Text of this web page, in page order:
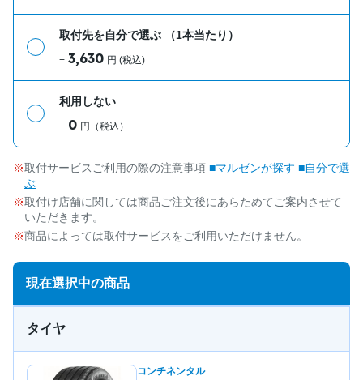
取付先を自分で選ぶ （1本当たり）
+ 3,630 円 (税込)
利用しない
+ 0 円（税込）
取付サービスご利用の際の注意事項 ■マルゼンが探す ■自分で選
ぶ
取付け店舗に関しては商品ご注文後にあらためてご案内させて
いただきます。
商品によっては取付サービスをご利用いただけません。
現在選択中の商品
タイヤ
コンチネンタル